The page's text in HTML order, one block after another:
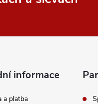
informace
a platba